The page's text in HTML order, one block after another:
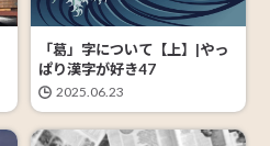
「葛」字について【上】|やっ
ぱり漢字が好き47
2025.06.23